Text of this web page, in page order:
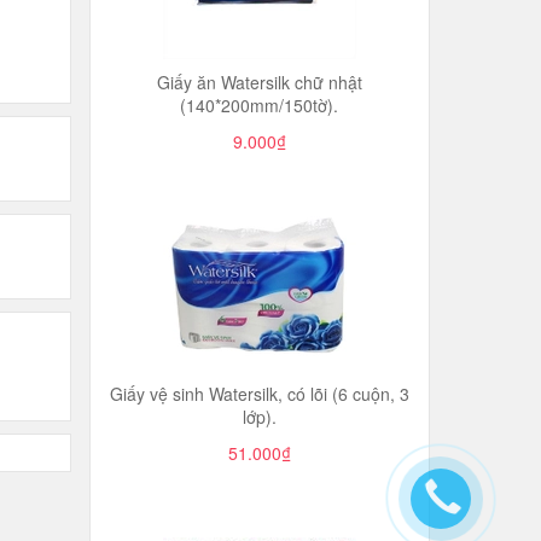
Giấy ăn Watersilk chữ nhật
(140*200mm/150tờ).
9.000₫
Giấy vệ sinh Watersilk, có lõi (6 cuộn, 3
lớp).
51.000₫